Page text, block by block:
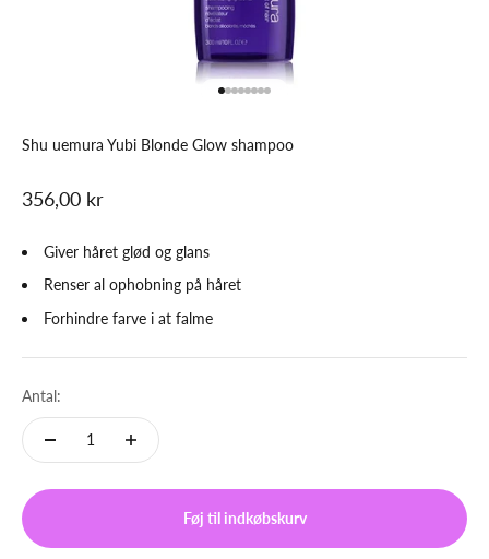
Shu uemura Yubi Blonde Glow shampoo
Salgspris
356,00 kr
Giver håret glød og glans
Renser al ophobning på håret
Forhindre farve i at falme
Antal:
Føj til indkøbskurv